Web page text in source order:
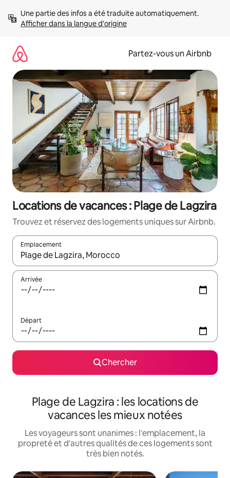
directement
Afficher dans la langue d'origine
Partez-vous un Airbnb
Locations de vacances : Plage de Lagzira
Trouvez et réservez des logements uniques sur Airbnb.
Emplacement
Quand les résultats sont affichés, parcourez-les en utilisant
Arrivée
Départ
Chercher
Plage de Lagzira : les locations de
vacances les mieux notées
Les voyageurs sont unanimes : l'emplacement, la
propreté et d'autres qualités de ces logements sont
très bien notés.